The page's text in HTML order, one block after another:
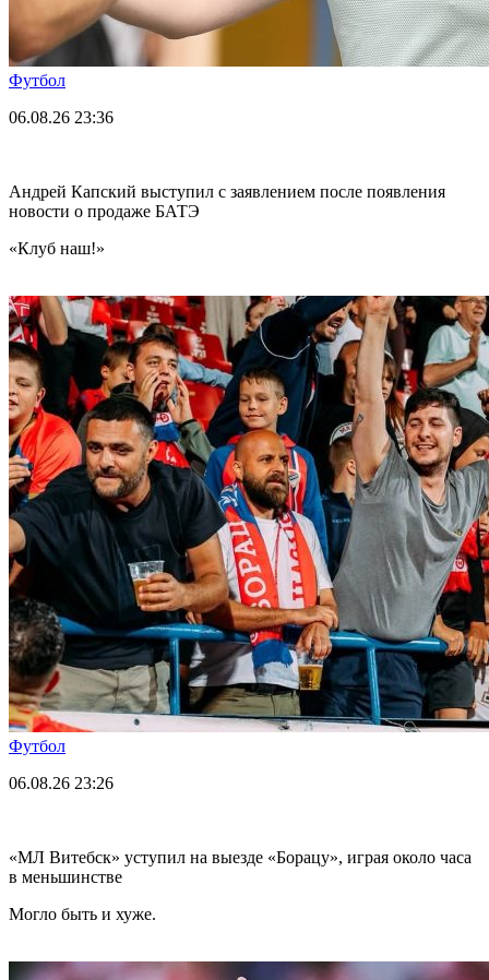
Футбол
06.08.26 23:36
Андрей Капский выступил с заявлением после появления
новости о продаже БАТЭ
«Клуб наш!»
Футбол
06.08.26 23:26
«МЛ Витебск» уступил на выезде «Борацу», играя около часа
в меньшинстве
Могло быть и хуже.